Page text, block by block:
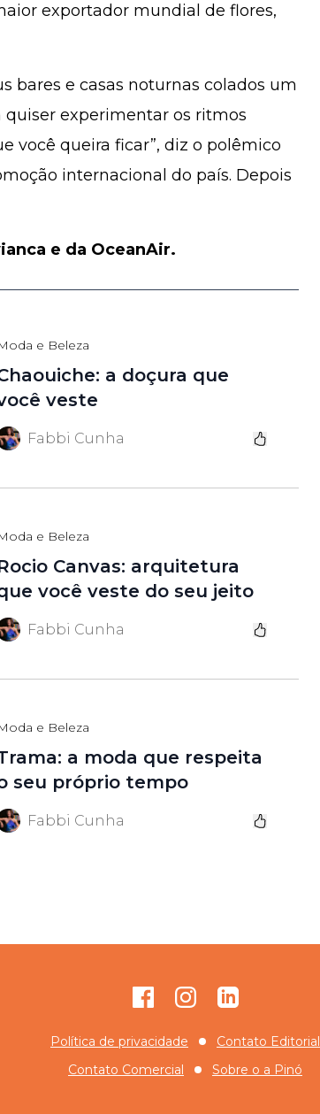
exportador mundial de flores,
bares e casas noturnas colados um
experimentar os ritmos
você queira ficar”, diz o polêmico
internacional do país. Depois
e da OceanAir.
e Beleza
a doçura que
veste
Fabbi Cunha
e Beleza
Canvas: arquitetura
você veste do seu jeito
Fabbi Cunha
e Beleza
a moda que respeita
seu próprio tempo
Fabbi Cunha
FacebookInstagramGitHub
Política de privacidade
Contato Editorial
Contato Comercial
Sobre o a Pinó